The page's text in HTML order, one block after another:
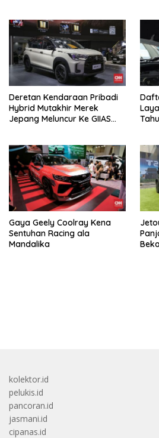
Deretan Kendaraan Pribadi
Hybrid Mutakhir Merek
Jepang Meluncur Ke GIIAS
Gaya Geely Coolray Kena
Sentuhan Racing ala
Mandalika
kolektor.id
pelukis.id
pancoran.id
jasmani.id
cipanas.id